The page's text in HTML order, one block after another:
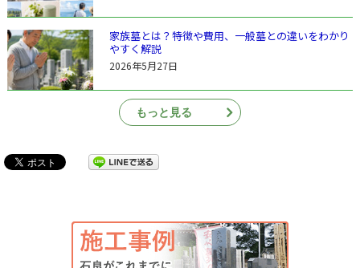
家族墓とは？特徴や費用、一般墓との違いをわかり
やすく解説
2026年5月27日
もっと見る